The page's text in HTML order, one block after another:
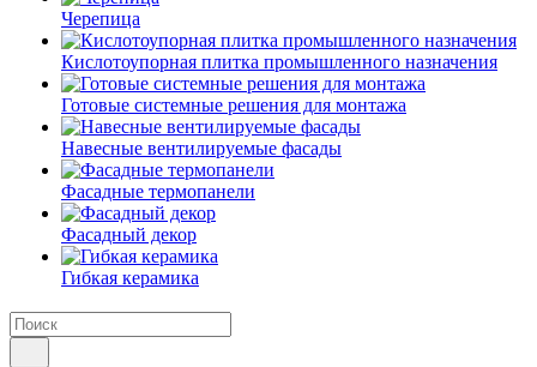
Черепица
Кислотоупорная плитка промышленного назначения
Готовые системные решения для монтажа
Навесные вентилируемые фасады
Фасадные термопанели
Фасадный декор
Гибкая керамика